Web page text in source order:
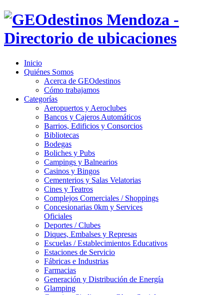
Inicio
Quiénes Somos
Acerca de GEOdestinos
Cómo trabajamos
Categorías
Aeropuertos y Aeroclubes
Bancos y Cajeros Automáticos
Barrios, Edificios y Consorcios
Bibliotecas
Bodegas
Boliches y Pubs
Campings y Balnearios
Casinos y Bingos
Cementerios y Salas Velatorias
Cines y Teatros
Complejos Comerciales / Shoppings
Concesionarias 0km y Services
Oficiales
Deportes / Clubes
Diques, Embalses y Represas
Escuelas / Establecimientos Educativos
Estaciones de Servicio
Fábricas e Industrias
Farmacias
Generación y Distribución de Energía
Glamping